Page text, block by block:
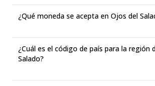
¿Qué moneda se acepta en Ojos del
¿Cuál es el código de país para la región
Salado?